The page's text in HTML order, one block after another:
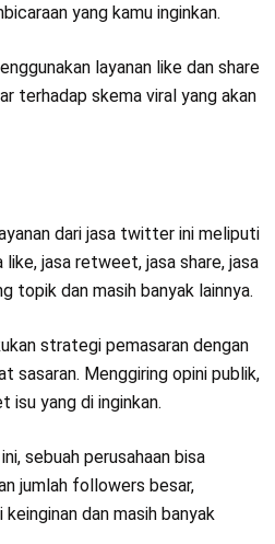
yang kamu inginkan.
layanan like dan share
terhadap skema viral yang akan
dari jasa twitter ini meliputi
jasa retweet, jasa share, jasa
topik dan masih banyak lainnya.
strategi pemasaran dengan
sasaran. Menggiring opini publik,
isu yang di inginkan.
sebuah perusahaan bisa
jumlah followers besar,
dan masih banyak